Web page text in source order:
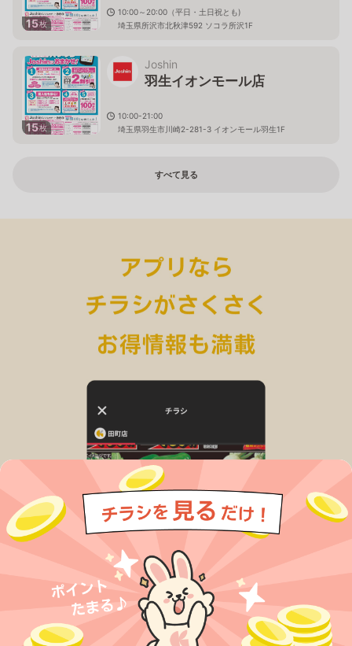
15枚
10:00～20:00（平日・土日祝とも)
埼玉県所沢市北秋津592 ソコラ所沢1F
15枚
Joshin
羽生イオンモール店
10:00-21:00
埼玉県羽生市川崎2-281-3 イオンモール羽生1F
すべて見る